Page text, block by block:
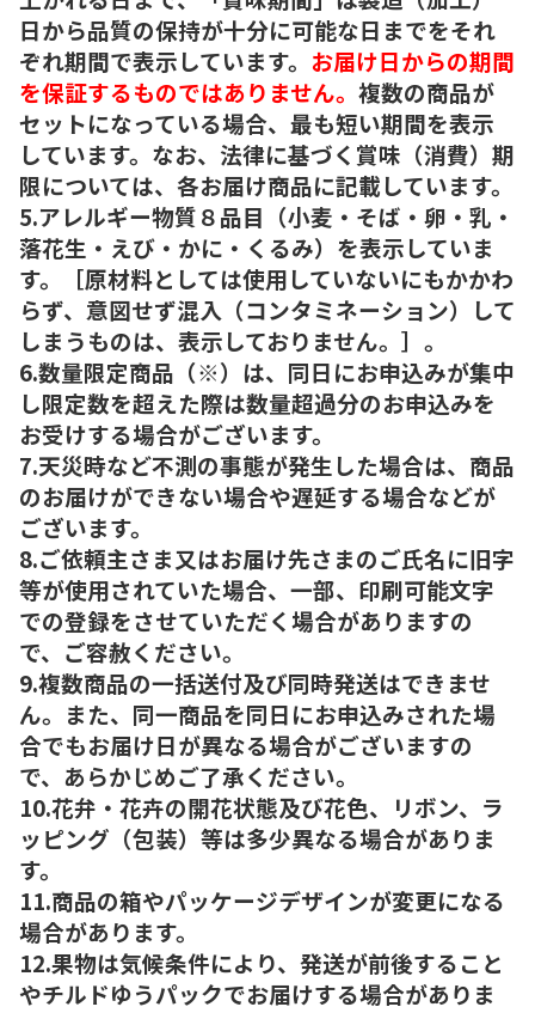
日から品質の保持が十分に可能な日までをそれ
ぞれ期間で表示しています。 お届け日からの期間
を保証するものではありません。 複数の商品が
セットになっている場合、最も短い期間を表示
しています。なお、法律に基づく賞味（消費）期
限については、各お届け商品に記載しています。
5.アレルギー物質８品目（小麦・そば・卵・乳・
落花生・えび・かに・くるみ）を表示していま
す。［原材料としては使用していないにもかかわ
らず、意図せず混入（コンタミネーション）して
しまうものは、表示しておりません。］。
6.数量限定商品（※）は、同日にお申込みが集中
し限定数を超えた際は数量超過分のお申込みを
お受けする場合がございます。
7.天災時など不測の事態が発生した場合は、商品
のお届けができない場合や遅延する場合などが
ございます。
8.ご依頼主さま又はお届け先さまのご氏名に旧字
等が使用されていた場合、一部、印刷可能文字
での登録をさせていただく場合がありますの
で、ご容赦ください。
9.複数商品の一括送付及び同時発送はできませ
ん。また、同一商品を同日にお申込みされた場
合でもお届け日が異なる場合がございますの
で、あらかじめご了承ください。
10.花弁・花卉の開花状態及び花色、リボン、ラ
ッピング（包装）等は多少異なる場合がありま
す。
11.商品の箱やパッケージデザインが変更になる
場合があります。
12.果物は気候条件により、発送が前後すること
やチルドゆうパックでお届けする場合がありま